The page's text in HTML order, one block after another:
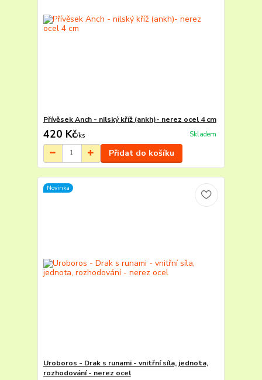
Přívěsek Anch - nilský kříž (ankh)- nerez ocel 4 cm
420 Kč/ks Skladem
Přidat do košíku
Novinka
Uroboros - Drak s runami - vnitřní síla, jednota,
rozhodování - nerez ocel